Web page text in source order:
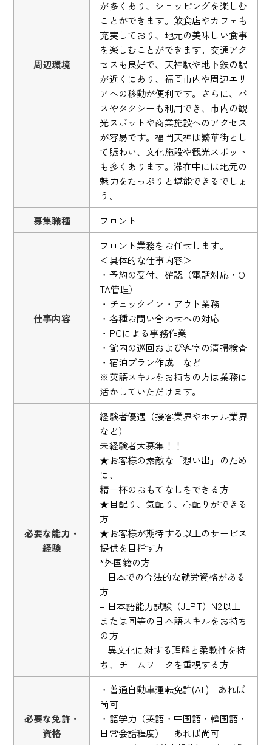
周辺環境
が多くあり、ショッピングを楽しむ
ことができます。飲食店やカフェも
充実しており、地元の美味しい食事
を楽しむことができます。交通アク
セスも良好で、天神駅や地下鉄の駅
が近くにあり、福岡市内や周辺エリ
アへの移動が便利です。さらに、バ
スやタクシーも利用でき、市内の観
光スポットや商業施設へのアクセス
が容易です。福岡天神は繁華街とし
て賑わい、文化施設や観光スポット
も多くあります。滞在中には地元の
魅力をたっぷりと堪能できるでしょ
う。
募集職種
フロント
仕事内容
フロント業務をお任せします。
＜具体的な仕事内容＞
・予約の受付、確認（電話対応・O
TA管理）
・チェックイン・アウト業務
・各種お問い合わせへの対応
・PCによる事務作業
・館内の巡回および客室の清掃検査
・宿泊プラン作成 など
※英語スキルをお持ちの方は業務に
活かしていただけます。
必要な能力・
経験
経験者優遇（接客業界やホテル業界
など）
未経験者大募集！！
★お客様の素敵な「想い出」のため
に、
精一杯のおもてなしをできる方
★目配り、気配り、心配りができる
方
★お客様が期待する以上のサービス
提供を目指す方
*外国籍の方
– 日本での合法的な就労資格がある
方
– 日本語能力試験（JLPT）N2以上
または同等の日本語スキルをお持ち
の方
– 異文化に対する理解と柔軟性を持
ち、チームワークを重視する方
必要な免許・
資格
・普通自動車運転免許(AT) あれば
尚可
・語学力（英語・中国語・韓国語・
日常会話程度） あれば尚可